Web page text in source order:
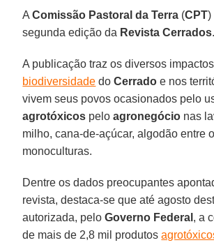
AComissão Pastoral da Terra (CPT)
segunda edição da Revista Cerrados.
A publicação traz os diversos
biodiversidade doCerrado e nos
vivem seus povos ocasionados pelo
agrotóxicos peloagronegócio nas
milho, cana-de-açúcar, algodão entre
monoculturas.
Dentre os dados preocupantes
revista, destaca-se que até agosto
autorizada, peloGoverno Federal , a
de mais de 2,8 mil produtos